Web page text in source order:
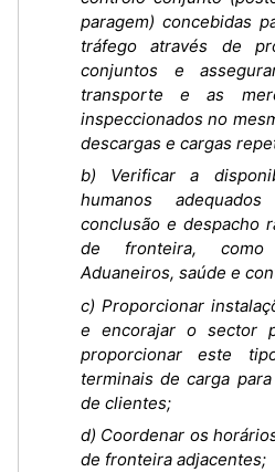
paragem) concebidas
tráfego através de
conjuntos e
transporte e as
inspeccionados no
descargas e cargas
b) Verificar a
humanos
conclusão e despacho
de fronteira, como
Aduaneiros, saúde e
c) Proporcionar
e encorajar o sector
proporcionar este
terminais de carga
de clientes;
d) Coordenar os
de fronteira adjacentes;